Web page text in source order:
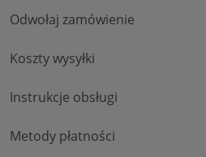
Odwołaj zamówienie
Koszty wysyłki
Instrukcje obsługi
Metody płatności